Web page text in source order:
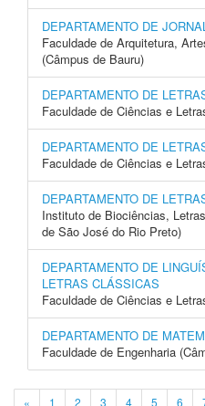
DEPARTAMENTO DE
Faculdade de Arquitetura,
(Câmpus de Bauru)
DEPARTAMENTO DE
Faculdade de Ciências e
DEPARTAMENTO DE
Faculdade de Ciências e
DEPARTAMENTO DE
Instituto de Biociências,
de São José do Rio Preto)
DEPARTAMENTO DE
LETRAS CLÁSSICAS
Faculdade de Ciências e
DEPARTAMENTO DE
Faculdade de Engenharia
« 1 2 3 4 5 6